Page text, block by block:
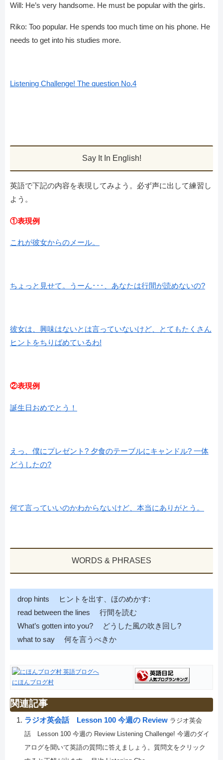
Will: He’s very handsome. He must be popular with the girls.
Riko: Too popular. He spends too much time on his phone. He
needs to get into his studies more.
Listening Challenge! The question No.4
Say It In English!
英語で下記の内容を表現してみよう。必ず声に出して練習し
よう。
①表現例
これが彼女からのメール。
ちょっと見せて。うーん･･･、あなたは行間が読めないの?
彼女は、興味はないとは言っていないけど、とてもたくさん
ヒントをちりばめているわ!
②表現例
誕生日おめでとう！
えっ、僕にプレゼント? 夕食のテーブルにキャンドル? 一体
どうしたの?
何て言っていいのかわからないけど、本当にありがとう。
WORDS & PHRASES
drop hints ヒントを出す、ほのめかす:
read between the lines 行間を読む
What’s gotten into you? どうした風の吹き回し?
what to say 何を言うべきか
にほんブログ村
関連記事
ラジオ英会話 Lesson 100 今週の Review ラジオ英会
話 Lesson 100 今週の Review Listening Challenge! 今週のダイ
アログを聞いて英語の質問に答えましょう。質問文をクリック